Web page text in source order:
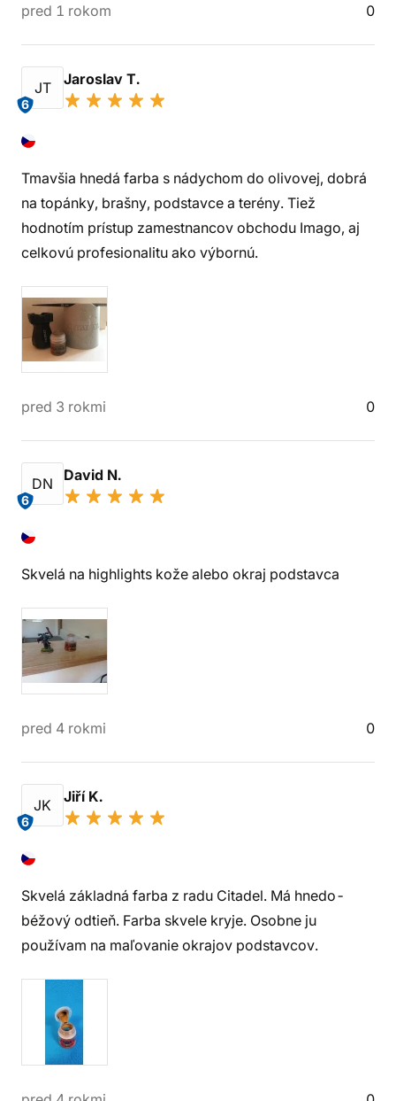
pred 1 rokom 0
JT
6
Jaroslav T.
Tmavšia hnedá farba s nádychom do olivovej, dobrá
na topánky, brašny, podstavce a terény. Tiež
hodnotím prístup zamestnancov obchodu Imago, aj
celkovú profesionalitu ako výbornú.
pred 3 rokmi 0
DN
6
David N.
Skvelá na highlights kože alebo okraj podstavca
pred 4 rokmi 0
JK
6
Jiří K.
Skvelá základná farba z radu Citadel. Má hnedo-
béžový odtieň. Farba skvele kryje. Osobne ju
používam na maľovanie okrajov podstavcov.